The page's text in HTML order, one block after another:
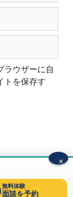
ラウザーに自
トを保存す
城山台本校•
×
無料体験
面談を予約